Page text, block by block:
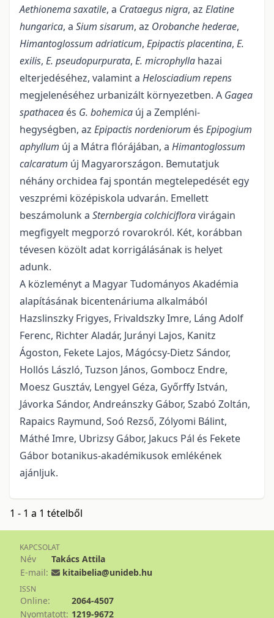
Aethionema saxatile, a Crataegus nigra, az Elatine
hunga­rica, a Sium sisarum, az Orobanche hederae,
Himantoglossum adriaticum, Epipactis placentina, E.
exilis, E. pseudopurpurata, E. microphylla hazai
elterjedéséhez, valamint a Helosciadium repens
megjelenéséhez urbanizált környezetben. A Gagea
spathacea és G. bohemica új a Zempléni-
hegységben, az Epipactis nor­deniorum és Epipogium
aphyllum új a Mátra flórájában, a Himantoglossum
calcaratum új Magyarorszá­gon. Bemutatjuk
néhány orchidea faj spontán megtelepedését egy
veszprémi középiskola udvarán. Emel­lett
beszámolunk a Sternbergia colchicifloravirágain
megfigyelt megporzó rovarokról. Két, koráb­ban
té­vesen közölt adat korrigálásának is helyet
adunk.
A közleményt a Magyar Tudományos Akadémia
alapításának bicentenáriuma alkalmából
Hazslinszky Frigyes, Frivaldszky Imre, Láng Adolf
Ferenc, Richter Aladár, Jurányi Lajos, Kanitz
Ágoston, Fekete Lajos, Mágócsy-Dietz Sándor,
Hollós László, Tuzson János, Gombocz Endre,
Moesz Gusztáv, Lengyel Géza, Győrffy István,
Jávorka Sándor, Andreánszky Gábor, Szabó Zoltán,
Rapaics Raymund, Soó Rezső, Zólyomi Bálint,
Máthé Imre, Ubrizsy Gábor, Jakucs Pál és Fekete
Gábor botanikus-akadémikusok emlékének
ajánljuk.
1 - 1 a 1 tételből
KAPCSOLAT
Név
Takács Attila
E-mail:
kitaibelia@unideb.hu
ISSN
Online:
2064-4507
Nyomtatott: 1219-9672